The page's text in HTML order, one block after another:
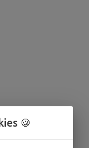
🍪